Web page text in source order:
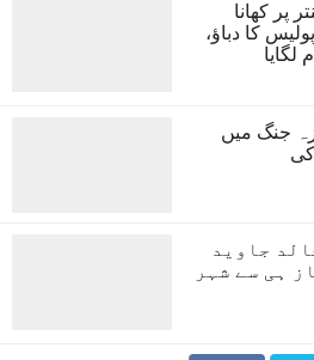
پر کھانا
کا دباؤ،
لگایا
جنگ میں
جاوید
ہی سے شہر